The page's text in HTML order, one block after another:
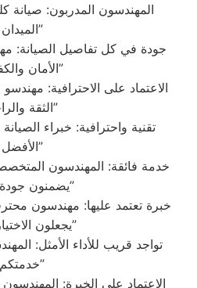
الميدان”
الأمان والكفاءة”
الثقة والراحة”
الأفضل”
يضمنون جودة الأداء”
يجعلون الاختيار سهلاً”
خدمتكم”